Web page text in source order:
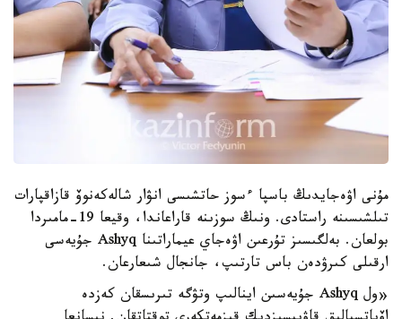
مۇنى اۋەجايدىڭ باسپا ءسوز حاتشىسى انۋار شالەكەنوۆ قازاقپارات
تىلشىسىنە راستادى. ونىڭ سوزىنە قاراعاندا، وقيعا 19-مامىردا
بولعان. بەلگىسىز تۇرعىن اۋەجاي عيماراتىنا Ashyq جۇيەسى
ارقىلى كىرۋدەن باس تارتىپ، جانجال شىعارعان.
«ول Ashyq جۇيەسىن اينالىپ وتۋگە تىرىسقان كەزدە